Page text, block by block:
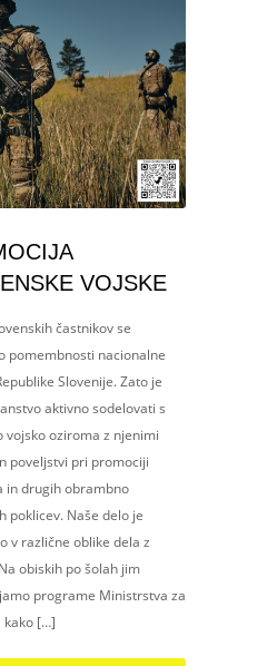
VOJSKE
častnikov se
pomembnosti nacionalne
Slovenije. Zato je
aktivno sodelovati s
vojsko oziroma z njenimi
poveljstvi pri promociji
in drugih obrambno
poklicev. Naše delo je
v različne oblike dela z
obiskih po šolah jim
programe Ministrstva za
kako […]